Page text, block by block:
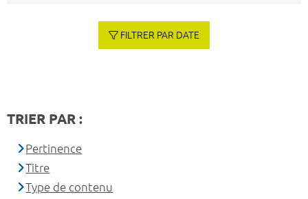
FILTRER PAR DATE
TRIER PAR :
Pertinence
Titre
Type de contenu